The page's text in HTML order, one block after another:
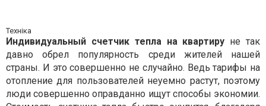
Техніка
Индивидуальный счетчик тепла на квартиру не так
давно обрел популярность среди жителей нашей
страны. И это совершенно не случайно. Ведь тарифы на
отопление для пользователей неуемно растут, поэтому
люди совершенно оправданно ищут способы экономии.